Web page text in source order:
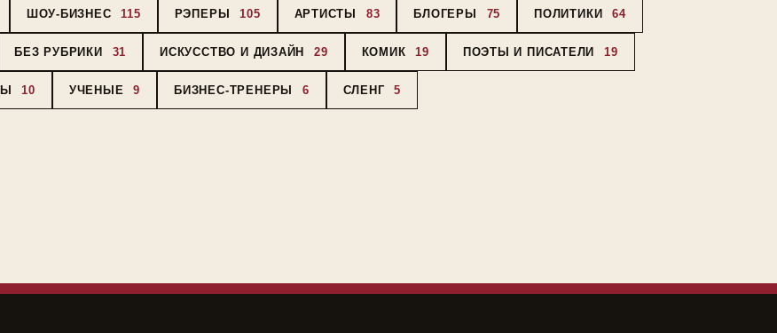
ШОУ-БИЗНЕС 115 РЭПЕРЫ 105 АРТИСТЫ 83 БЛОГЕРЫ 75 ПОЛИТИКИ 64
БЕЗ РУБРИКИ 31 ИСКУССТВО И ДИЗАЙН 29 КОМИК 19 ПОЭТЫ И ПИСАТЕЛИ 19
10 УЧЕНЫЕ 9 БИЗНЕС-ТРЕНЕРЫ 6 СЛЕНГ 5